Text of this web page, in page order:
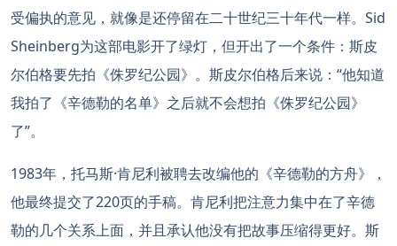
受偏执的意见，就像是还停留在二十世纪三十年代一样。Sid
Sheinberg为这部电影开了绿灯，但开出了一个条件：斯皮
尔伯格要先拍《侏罗纪公园》。斯皮尔伯格后来说：“他知道
我拍了《辛德勒的名单》之后就不会想拍《侏罗纪公园》
了”。
1983年，托马斯·肯尼利被聘去改编他的《辛德勒的方舟》，
他最终提交了220页的手稿。肯尼利把注意力集中在了辛德
勒的几个关系上面，并且承认他没有把故事压缩得更好。斯